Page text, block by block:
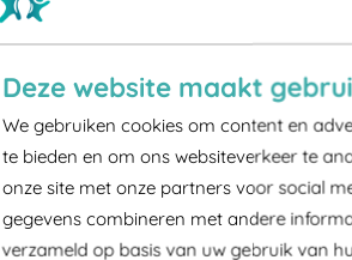
Deze website maakt
We gebruiken cookies om content en
te bieden en om ons websiteverkeer te
onze site met onze partners voor social
gegevens combineren met andere
verzameld op basis van uw gebruik van